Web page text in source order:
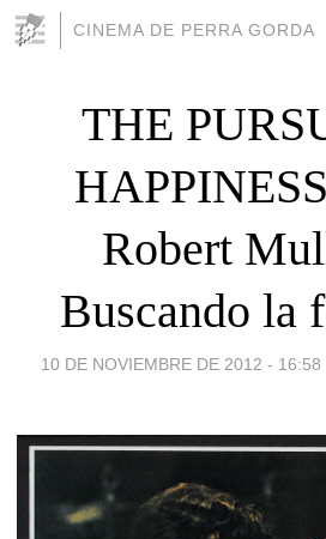
CINEMA DE PERRA GORDA
THE
Robert
Buscando la
10 DE NOVIEMBRE DE 2012 - 16:58